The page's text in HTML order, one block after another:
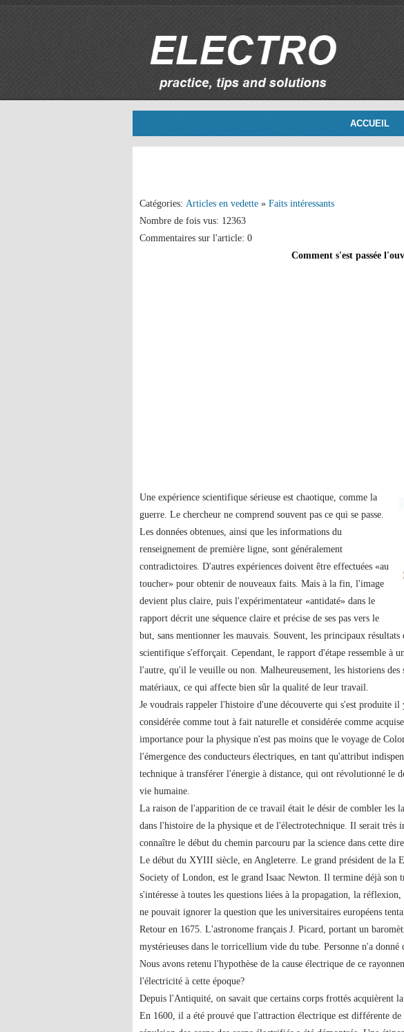
ACCUEIL
Catégories: Articles en vedette » Faits intéressants
Nombre de fois vus: 12363
Commentaires sur l'article: 0
Comment s'est passée
Une expérience scientifique sérieuse est chaotique, comme la
guerre. Le chercheur ne comprend souvent pas ce qui se passe.
Les données obtenues, ainsi que les informations du
renseignement de première ligne, sont généralement
contradictoires. D'autres expériences doivent être effectuées «au
toucher» pour obtenir de nouveaux faits. Mais à la fin, l'image
devient plus claire, puis l'expérimentateur «antidaté» dans le
rapport décrit une séquence claire et précise de ses pas vers le
but, sans mentionner les mauvais. Souvent, les principaux résultats
scientifique s'efforçait. Cependant, le rapport d'étape ressemble à
l'autre, qu'il le veuille ou non. Malheureusement, les historiens des
matériaux, ce qui affecte bien sûr la qualité de leur travail.
Je voudrais rappeler l'histoire d'une découverte qui s'est produite il
considérée comme tout à fait naturelle et considérée comme
importance pour la physique n'est pas moins que le voyage de
l'émergence des conducteurs électriques, en tant qu'attribut
technique à transférer l'énergie à distance, qui ont révolutionné le
vie humaine.
La raison de l'apparition de ce travail était le désir de combler les
dans l'histoire de la physique et de l'électrotechnique. Il serait très
connaître le début du chemin parcouru par la science dans cette
Le début du XYIII siècle, en Angleterre. Le grand président de la
Society of London, est le grand Isaac Newton. Il termine déjà
s'intéresse à toutes les questions liées à la propagation, la
ne pouvait ignorer la question que les universitaires européens
Retour en 1675. L'astronome français J. Picard, portant un
mystérieuses dans le torricellium vide du tube. Personne n'a
Nous avons retenu l'hypothèse de la cause électrique de ce
l'électricité à cette époque?
Depuis l'Antiquité, on savait que certains corps frottés acquièrent
En 1600, il a été prouvé que l'attraction électrique est différente